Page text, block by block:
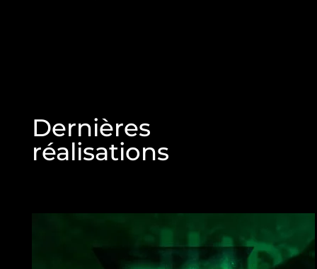
Dernières
réalisations